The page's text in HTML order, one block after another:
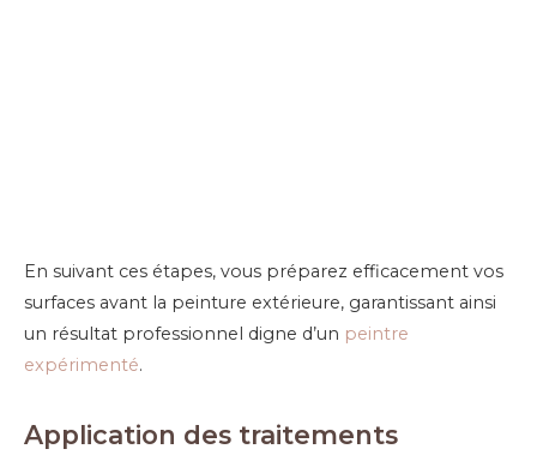
En suivant ces étapes, vous préparez efficacement vos
surfaces avant la peinture extérieure, garantissant ainsi
un résultat professionnel digne d’un peintre
expérimenté.
Application des traitements